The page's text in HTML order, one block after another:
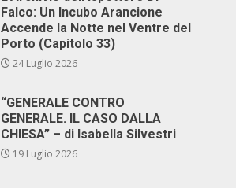
Falco: Un Incubo Arancione
Accende la Notte nel Ventre del
Porto (Capitolo 33)
24 Luglio 2026
“GENERALE CONTRO
GENERALE. IL CASO DALLA
CHIESA” – di Isabella Silvestri
19 Luglio 2026